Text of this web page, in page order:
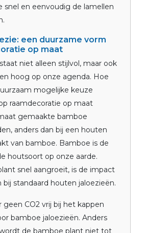
snel en eenvoudig de lamellen
een duurzame vorm
op maat
niet alleen stijlvol, maar ook
hoog op onze agenda. Hoe
mogelijke keuze
raamdecoratie op maat
gemaakte bamboe
anders dan bij een houten
van bamboe. Bamboe is de
houtsoort op onze aarde.
snel aangroeit, is de impact
bij standaard houten jaloezieën.
geen CO2 vrij bij het kappen
bamboe jaloezieën. Anders
de bamboe plant niet tot